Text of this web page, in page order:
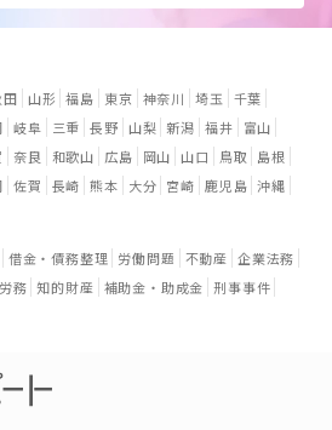
田 山形 福島 東京 神奈川 埼玉
千葉
岐阜 三重 長野 山梨 新潟 福井
富山
奈良 和歌山 広島 岡山 山口 鳥取
島根
佐賀 長崎 熊本 大分 宮崎 鹿児島 沖縄
借金・債務整理 労働問題 不動産 企業法務
務 知的財産 補助金・助成金 刑事事件